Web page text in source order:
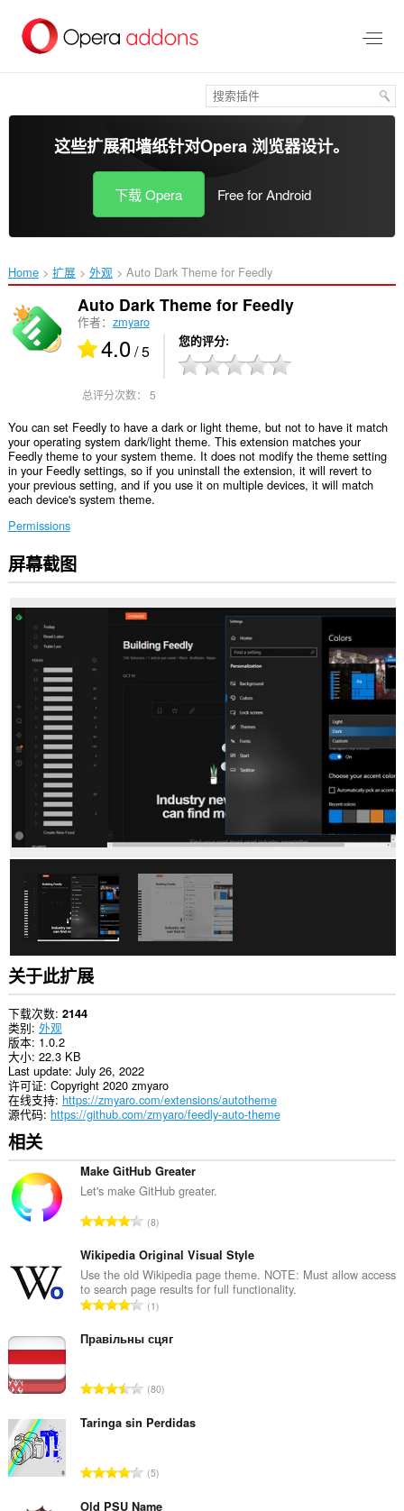
这些扩展和墙纸针对Opera 浏览器设计。
下载 Opera Free for Android
Home 扩展 外观 Auto Dark Theme for Feedly‎
Auto Dark Theme for Feedly
作者： zmyaro
4.0/ 5 您的评分
总评分次数： 5
You can set Feedly to have a dark or light theme, but not to have it match
your operating system dark/light theme. This extension matches your
Feedly theme to your system theme. It does not modify the theme setting
in your Feedly settings, so if you uninstall the extension, it will revert to
your previous setting, and if you use it on multiple devices, it will match
each device's system theme.
Permissions
此
扩
可
访
网
站
上
的
数
屏幕截图
关于此扩展
下载次数 2144
类别 外观
版本 1.0.2
大小 22.3 KB
Last update July 26, 2022
许可证 Copyright 2020 zmyaro
在线支持 https://zmyaro.com/extensions/autotheme
源代码 https://github.com/zmyaro/feedly-auto-theme
相关
Make GitHub Greater
Let's make GitHub greater.
总
分
次
数
：
8
Wikipedia Original Visual Style
Use the old Wikipedia page theme. NOTE: Must allow access
to search page results for full functionality.
总
分
：
1
Правільны сцяг
总
分
：
80
Taringa sin Perdidas
总
5
Old PSU Name